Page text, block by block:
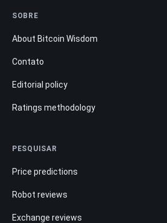
SOBRE
About Bitcoin Wisdom
Contato
Editorial policy
Ratings methodology
PESQUISAR
Price predictions
Robot reviews
Exchange reviews